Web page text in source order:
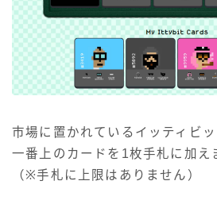
市場に置かれているイッティビ
一番上のカードを1枚手札に加え
（※手札に上限はありません）